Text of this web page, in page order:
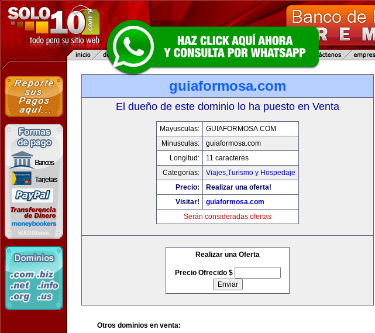
guiaformosa.com
El dueño de este dominio lo ha puesto en Venta
Mayusculas:
GUIAFORMOSA.COM
Minusculas:
guiaformosa.com
Longitud:
11 caracteres
Categorias:
Viajes,Turismo y Hospedaje
Precio:
Realizar una oferta!
Visitar!
guiaformosa.com
Serán consideradas ofertas
Realizar una Oferta
Precio Ofrecido $
Otros dominios en venta: